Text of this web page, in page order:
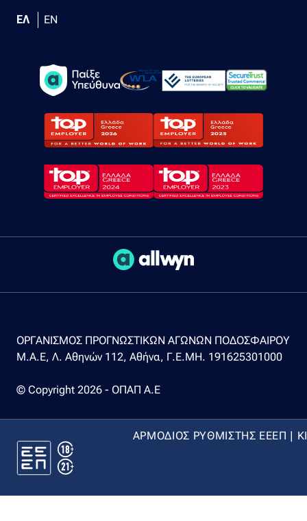
ΕΛ EN
ΟΡΓΑΝΙΣΜΟΣ ΠΡΟΓΝΩΣΤΙΚΩΝ ΑΓΩΝΩΝ ΠΟΔΟΣΦΑΙΡΟΥ
Μ.Α.Ε, Λ. Αθηνών 112, Αθήνα, Γ.Ε.ΜΗ. 191625301000
© Copyright 2026 - ΟΠΑΠ Α.Ε
ΑΡΜΟΔΙΟΣ ΡΥΘΜΙΣΤΗΣ ΕΕΕΠ |